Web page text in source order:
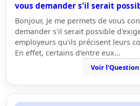
vous demander s'il serait
Bonjour, Je me permets de vous
demander s'il serait possible
employeurs qu'ils précisent leurs
En effet, certains d'entre eux…
Voir l'Question